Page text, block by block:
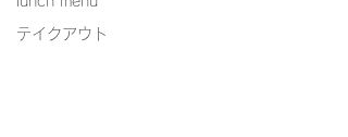
テイクアウト